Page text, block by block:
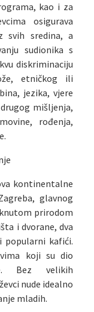
kao i za
osigurava
svih sredina, a
sudionika s
diskriminaciju
etničkog ili
jezika, vjere
mišljenja,
rođenja,
kontinentalne
glavnog
prirodom
i dvorane, dva
popularni kafići.
koji su dio
Bez velikih
nude idealno
mladih.